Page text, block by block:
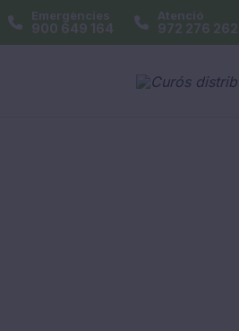
Emergències
900 649 164
Atenció
972 276 262